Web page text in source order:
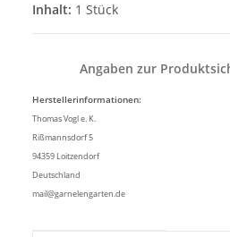
Inhalt: 1 Stück
Angaben zur
Herstellerinformationen:
Thomas Vogl e. K.
Rißmannsdorf 5
94359 Loitzendorf
Deutschland
mail@garnelengarten.de